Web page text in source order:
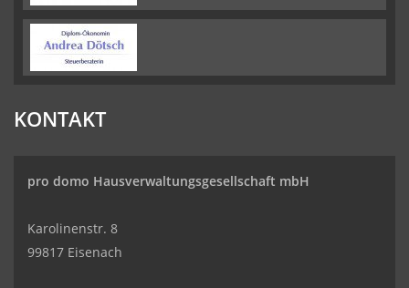
KONTAKT
pro domo Hausverwaltungsgesellschaft mbH
Karolinenstr. 8
99817 Eisenach